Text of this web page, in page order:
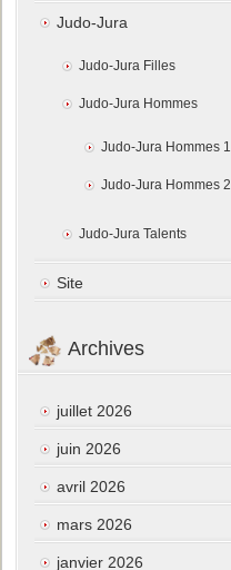
Judo-Jura
Judo-Jura Filles
Judo-Jura Hommes
Judo-Jura Hommes 1
Judo-Jura Hommes 2
Judo-Jura Talents
Site
Archives
juillet 2026
juin 2026
avril 2026
mars 2026
janvier 2026